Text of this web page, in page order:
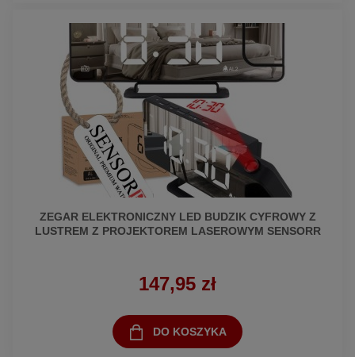
ZEGAR ELEKTRONICZNY LED BUDZIK CYFROWY Z
LUSTREM Z PROJEKTOREM LASEROWYM SENSORR
147,95 zł
DO KOSZYKA